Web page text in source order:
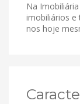
Na
imobiliários e
nos hoje